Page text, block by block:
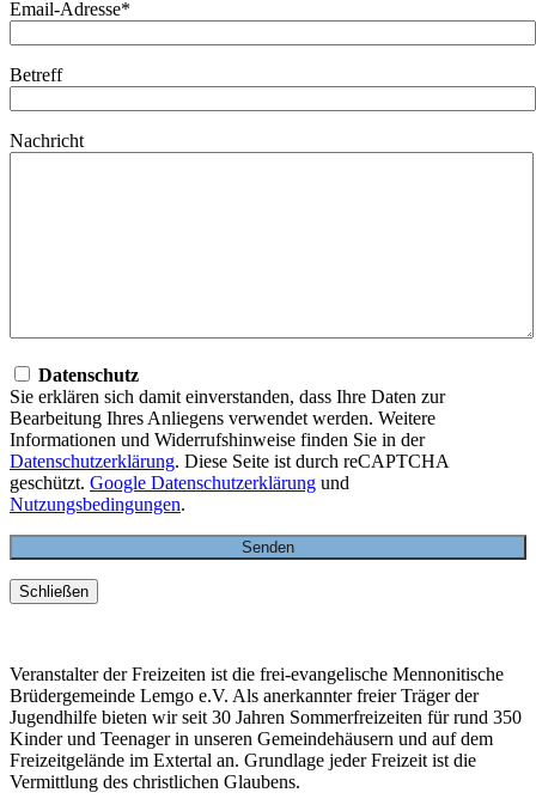
Email-Adresse*
Betreff
Nachricht
Datenschutz
Sie erklären sich damit einverstanden, dass Ihre Daten zur
Bearbeitung Ihres Anliegens verwendet werden. Weitere
Informationen und Widerrufshinweise finden Sie in der
Datenschutzerklärung. Diese Seite ist durch reCAPTCHA
geschützt. Google Datenschutzerklärung und
Nutzungsbedingungen.
Schließen
Veranstalter der Freizeiten ist die frei-evangelische Mennonitische
Brüdergemeinde Lemgo e.V. Als anerkannter freier Träger der
Jugendhilfe bieten wir seit 30 Jahren Sommerfreizeiten für rund 350
Kinder und Teenager in unseren Gemeindehäusern und auf dem
Freizeitgelände im Extertal an. Grundlage jeder Freizeit ist die
Vermittlung des christlichen Glaubens.